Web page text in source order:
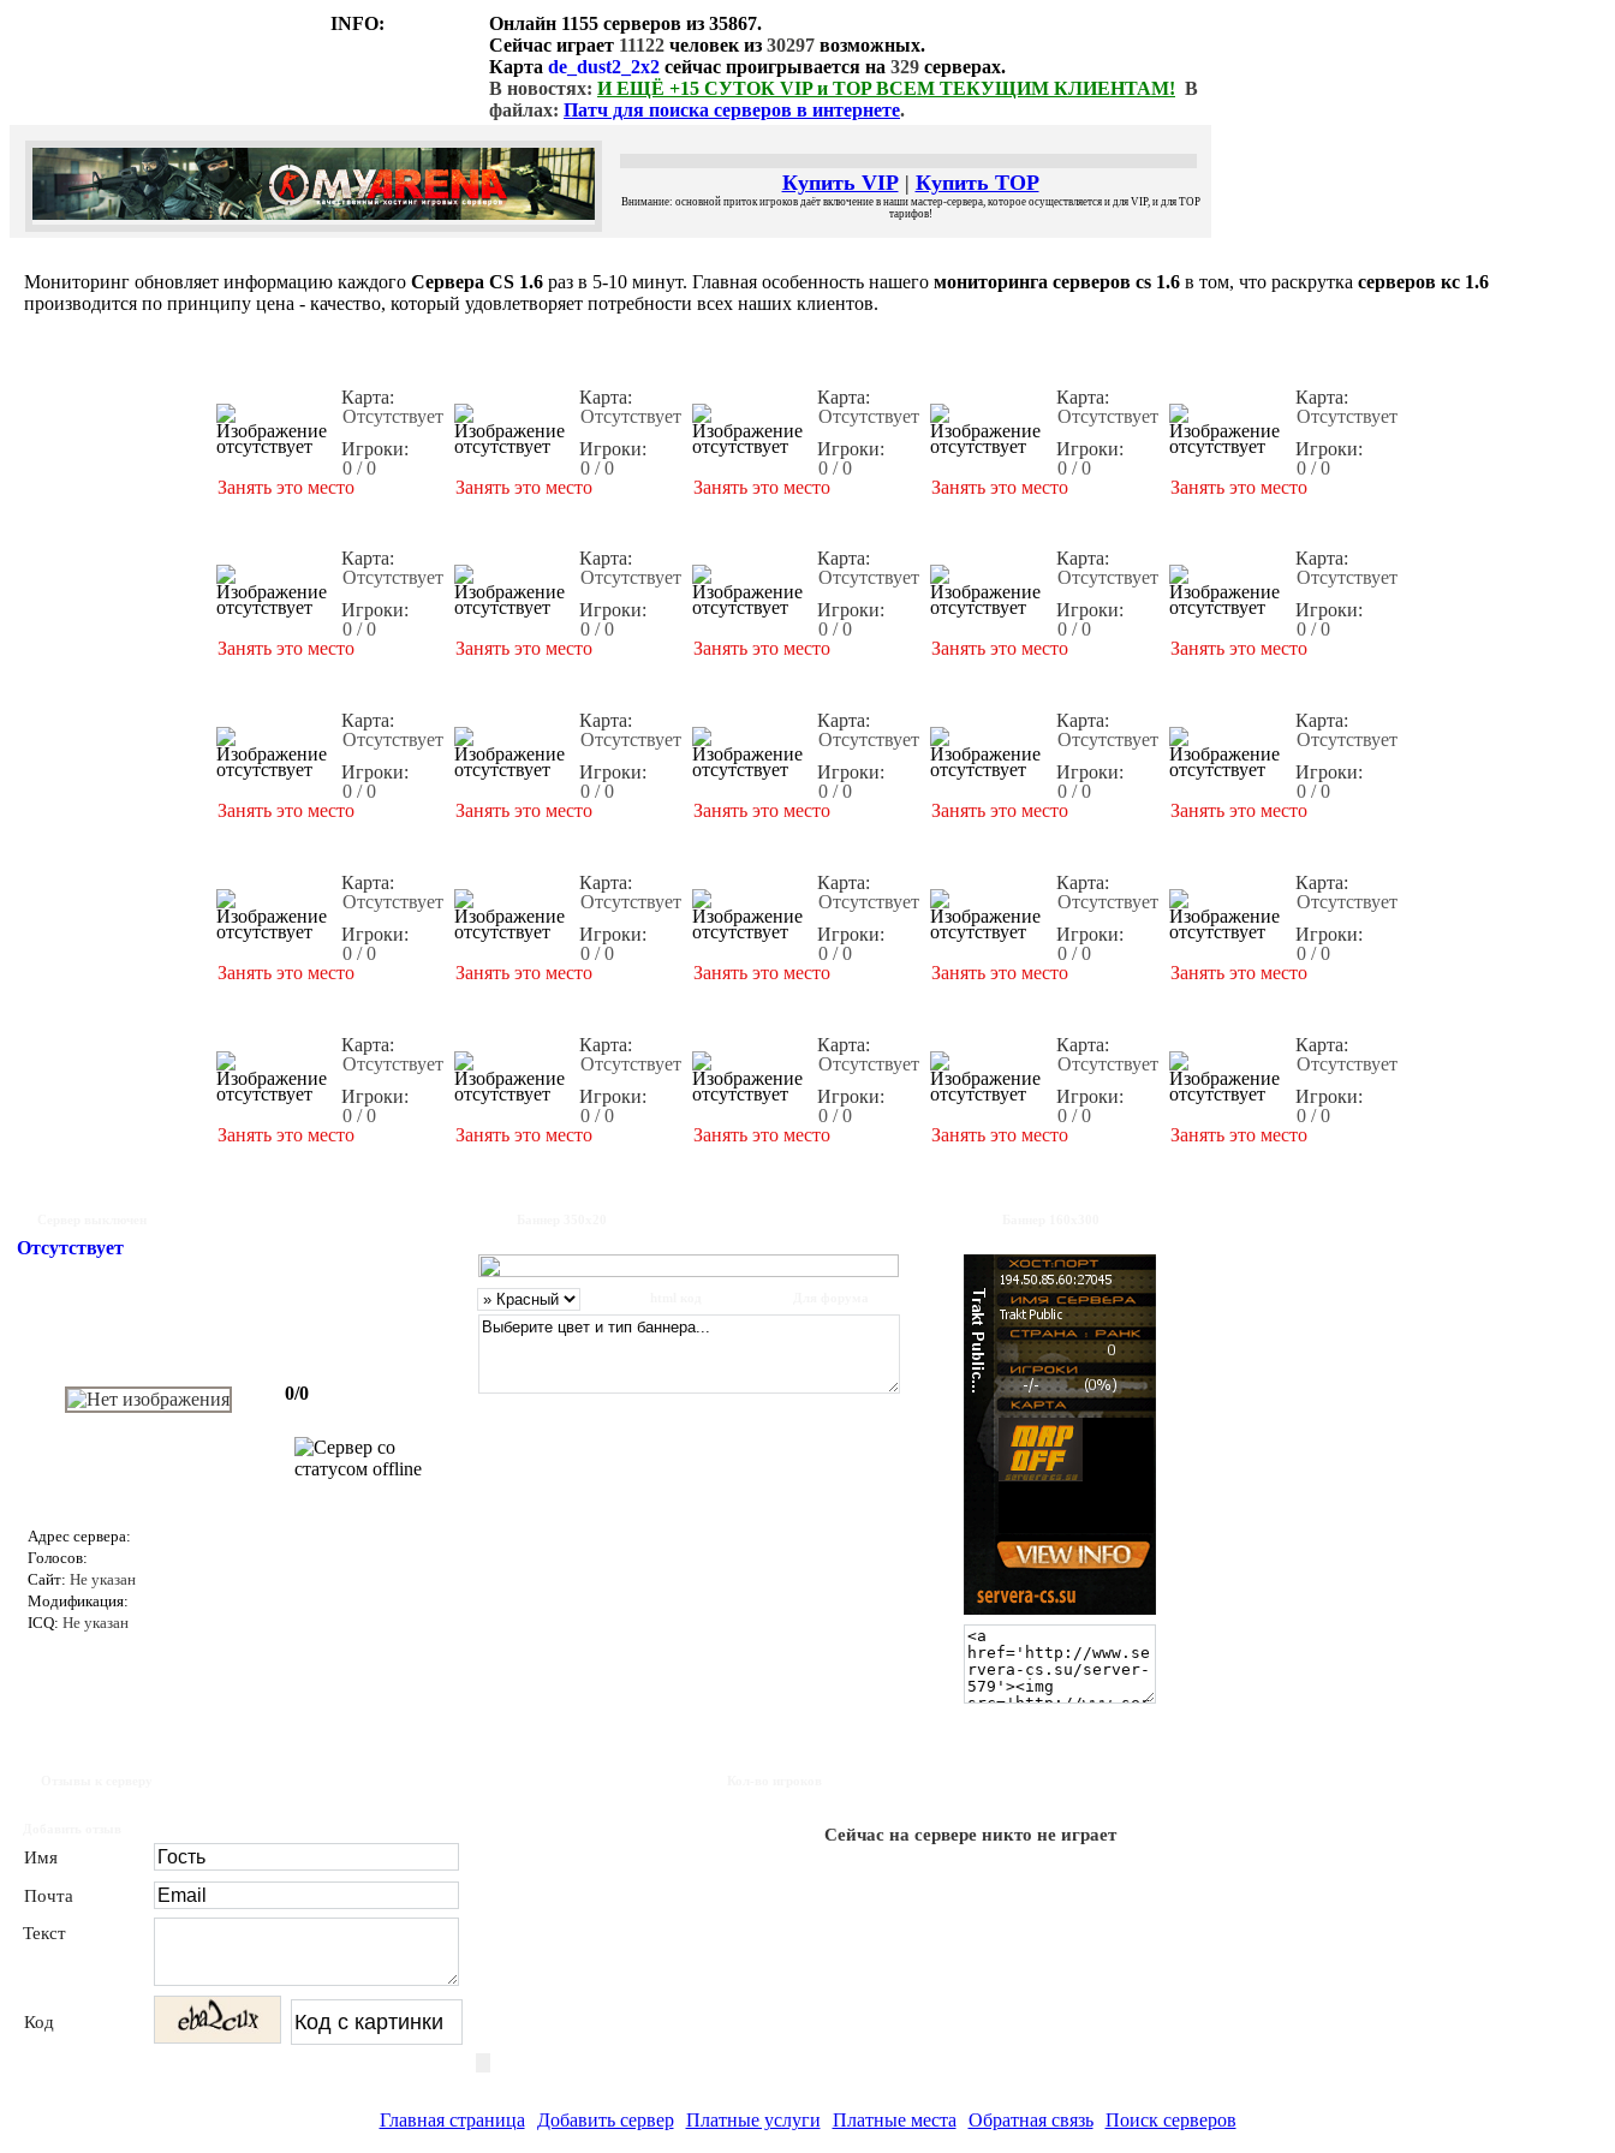
INFO: Онлайн 1155 серверов из 35867.
Сейчас играет 11122 человек из 30297 возможных.
Карта de_dust2_2x2 сейчас проигрывается на 329 серверах.
В новостях: И ЕЩЁ +15 СУТОК VIP и TOP ВСЕМ ТЕКУЩИМ КЛИЕНТАМ! В
файлах: Патч для поиска серверов в интернете.
Купить VIP| Купить TOP
Внимание: основной приток игроков даёт включение в наши мастер-сервера, которое осуществляется и для VIP, и для TOP
тарифов!
Мониторинг обновляет информацию каждого Сервера CS 1.6 раз в 5-10 минут. Главная особенность нашего мониторинга серверов cs 1.6 в том, что раскрутка серверов кс 1.6
производится по принципу цена - качество, который удовлетворяет потребности всех наших клиентов.
Карта:
Отсутствует
Игроки:
0 / 0
Занять это место
Карта:
Отсутствует
Игроки:
0 / 0
Занять это место
Карта:
Отсутствует
Игроки:
0 / 0
Занять это место
Карта:
Отсутствует
Игроки:
0 / 0
Занять это место
Карта:
Отсутствует
Игроки:
0 / 0
Занять это место
Карта:
Отсутствует
Игроки:
0 / 0
Занять это место
Карта:
Отсутствует
Игроки:
0 / 0
Занять это место
Карта:
Отсутствует
Игроки:
0 / 0
Занять это место
Карта:
Отсутствует
Игроки:
0 / 0
Занять это место
Карта:
Отсутствует
Игроки:
0 / 0
Занять это место
Карта:
Отсутствует
Игроки:
0 / 0
Занять это место
Карта:
Отсутствует
Игроки:
0 / 0
Занять это место
Карта:
Отсутствует
Игроки:
0 / 0
Занять это место
Карта:
Отсутствует
Игроки:
0 / 0
Занять это место
Карта:
Отсутствует
Игроки:
0 / 0
Занять это место
Карта:
Отсутствует
Игроки:
0 / 0
Занять это место
Карта:
Отсутствует
Игроки:
0 / 0
Занять это место
Карта:
Отсутствует
Игроки:
0 / 0
Занять это место
Карта:
Отсутствует
Игроки:
0 / 0
Занять это место
Карта:
Отсутствует
Игроки:
0 / 0
Занять это место
Карта:
Отсутствует
Игроки:
0 / 0
Занять это место
Карта:
Отсутствует
Игроки:
0 / 0
Занять это место
Карта:
Отсутствует
Игроки:
0 / 0
Занять это место
Карта:
Отсутствует
Игроки:
0 / 0
Занять это место
Карта:
Отсутствует
Игроки:
0 / 0
Занять это место
Отсутствует
0/0
Адрес сервера:
Голосов:
Сайт: Не указан
Модификация:
ICQ: Не указан
Имя
Почта
Текст
Код
Сейчас на сервере никто не играет
Главная страница Добавить сервер Платные услуги Платные места Обратная связь Поиск серверов